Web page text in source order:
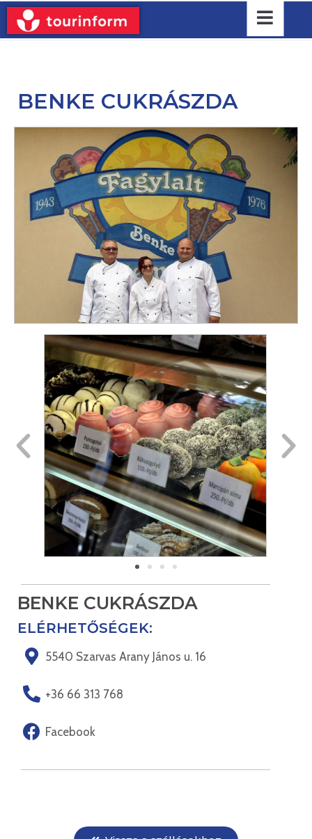
BENKE CUKRÁSZDA
BENKE CUKRÁSZDA
ELÉRHETŐSÉGEK:
5540 Szarvas Arany János u. 16
+36 66 313 768
Facebook